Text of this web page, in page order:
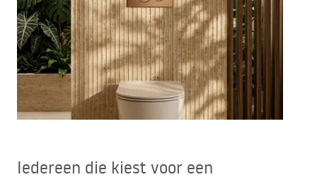
Iedereen die kiest voor een